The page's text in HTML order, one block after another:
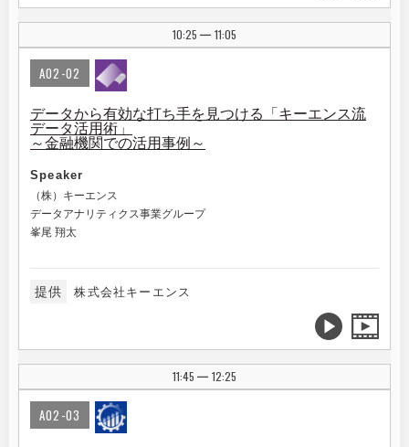
10:25 | 11:05
A02-02
データから有効な打ち手を見つける「キーエンス流
データ活用術」
～金融機関での活用事例～
Speaker
（株）キーエンス
データアナリティクス事業グループ
峯尾 翔太
提供 株式会社キーエンス
11:45 | 12:25
A02-03